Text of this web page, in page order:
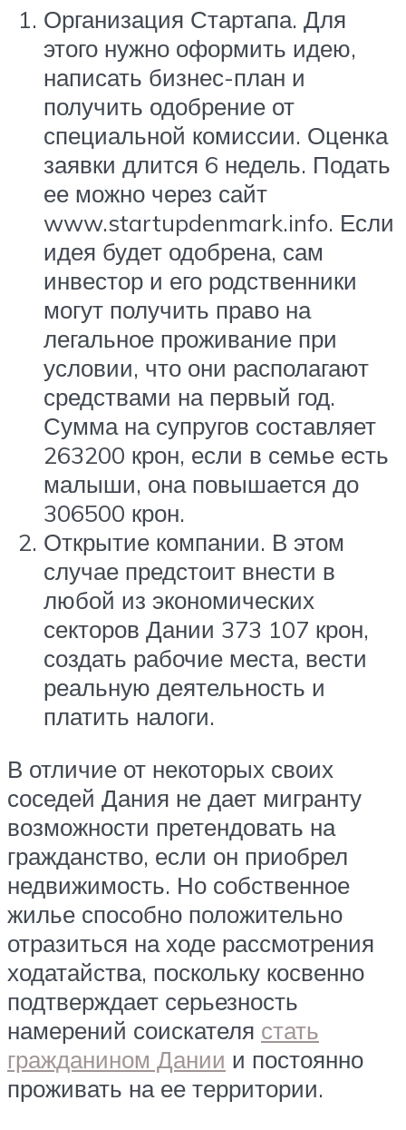
Организация Стартапа. Для
этого нужно оформить идею,
написать бизнес-план и
получить одобрение от
специальной комиссии. Оценка
заявки длится 6 недель. Подать
ее можно через сайт
www.startupdenmark.info. Если
идея будет одобрена, сам
инвестор и его родственники
могут получить право на
легальное проживание при
условии, что они располагают
средствами на первый год.
Сумма на супругов составляет
263200 крон, если в семье есть
малыши, она повышается до
306500 крон.
Открытие компании. В этом
случае предстоит внести в
любой из экономических
секторов Дании 373 107 крон,
создать рабочие места, вести
реальную деятельность и
платить налоги.
В отличие от некоторых своих
соседей Дания не дает мигранту
возможности претендовать на
гражданство, если он приобрел
недвижимость. Но собственное
жилье способно положительно
отразиться на ходе рассмотрения
ходатайства, поскольку косвенно
подтверждает серьезность
намерений соискателя стать
гражданином Дании и постоянно
проживать на ее территории.